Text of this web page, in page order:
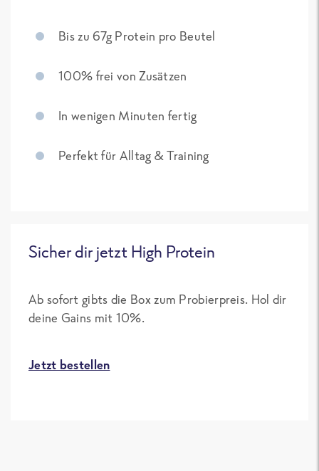
Bis zu 67g Protein pro Beutel
100% frei von Zusätzen
In wenigen Minuten fertig
Perfekt für Alltag & Training
Sicher dir jetzt High Protein
Ab sofort gibts die Box zum Probierpreis. Hol dir
deine Gains mit 10%.
Jetzt bestellen